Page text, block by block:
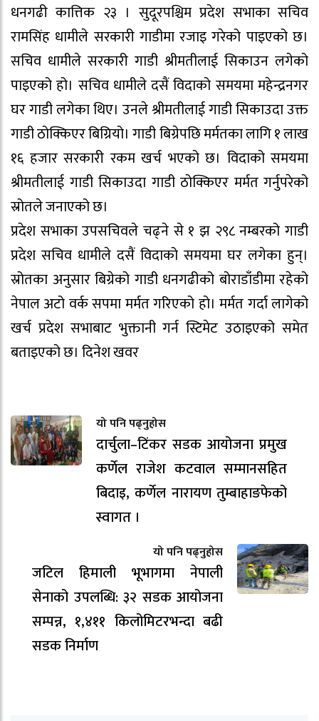
धनगढी कात्तिक २३ । सुदूरपश्चिम प्रदेश सभाका सचिव
रामसिंह धामीले सरकारी गाडीमा रजाइ गरेको पाइएको छ।
सचिव धामीले सरकारी गाडी श्रीमतीलाई सिकाउन लगेको
पाइएको हो। सचिव धामीले दसैं विदाको समयमा महेन्द्रनगर
घर गाडी लगेका थिए। उनले श्रीमतीलाई गाडी सिकाउदा उक्त
गाडी ठोक्किएर बिग्रियो। गाडी बिग्रेपछि मर्मतका लागि १ लाख
१६ हजार सरकारी रकम खर्च भएको छ। विदाको समयमा
श्रीमतीलाई गाडी सिकाउदा गाडी ठोक्किएर मर्मत गर्नुपरेको
स्रोतले जनाएको छ।
प्रदेश सभाका उपसचिवले चढ्ने से १ झ २९८ नम्बरको गाडी
प्रदेश सचिव धामीले दसैं विदाको समयमा घर लगेका हुन्।
स्रोतका अनुसार बिग्रेको गाडी धनगढीको बोराडाँडीमा रहेको
नेपाल अटो वर्क सपमा मर्मत गरिएको हो। मर्मत गर्दा लागेको
खर्च प्रदेश सभाबाट भुक्तानी गर्न स्टिमेट उठाइएको समेत
बताइएको छ। दिनेश खवर
यो पनि पढ्नुहोस
दार्चुला–टिंकर सडक आयोजना प्रमुख
कर्णेल राजेश कटवाल सम्मानसहित
बिदाइ, कर्णेल नारायण तुम्बाहाङफेको
स्वागत ।
यो पनि पढ्नुहोस
जटिल हिमाली भूभागमा नेपाली
सेनाको उपलब्धि: ३२ सडक आयोजना
सम्पन्न, १,४११ किलोमिटरभन्दा बढी
सडक निर्माण